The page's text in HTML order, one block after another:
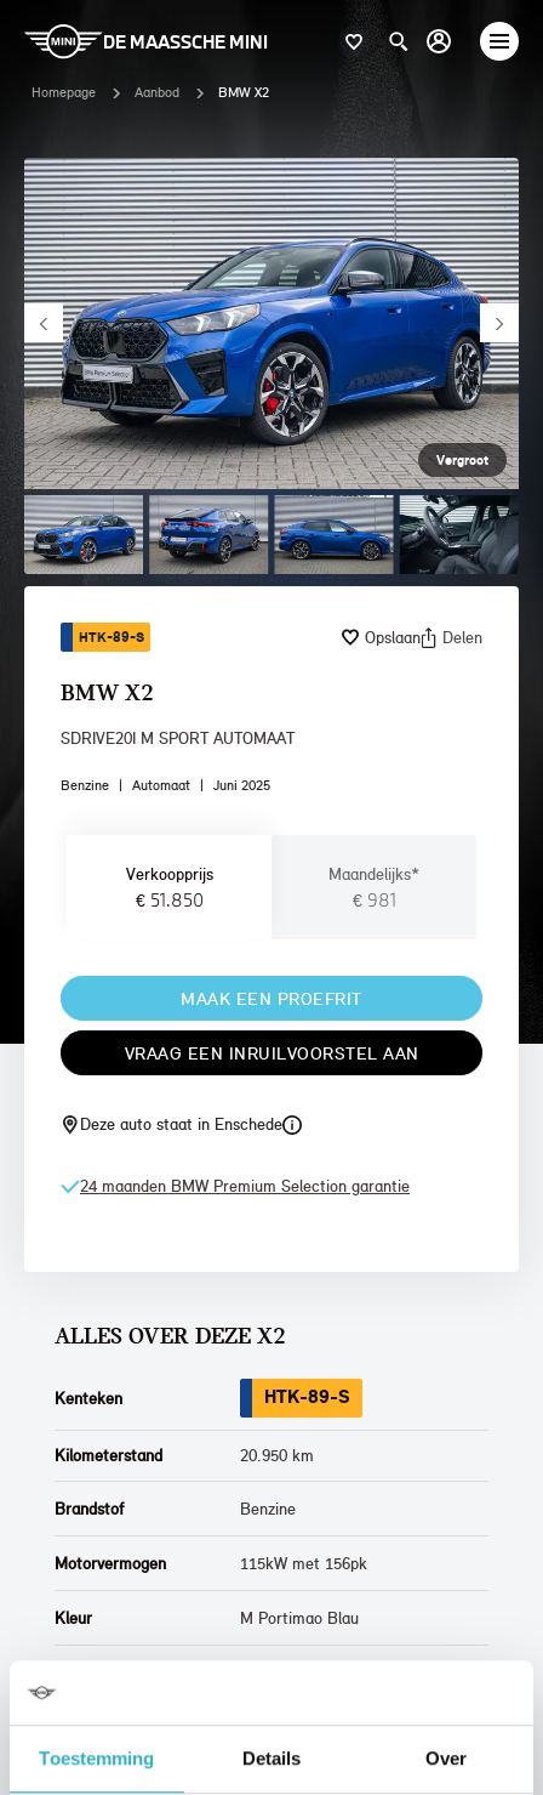
Toestemming Details Over
DE MAASSCHE MINI
Homepage Aanbod BMW X2
Vergroot
HTK-89-S Opslaan Delen
BMW X2
SDRIVE20I M SPORT AUTOMAAT
Benzine | Automaat | Juni 2025
Verkoopprijs
€ 51.850
Maandelijks*
€ 981
MAAK EEN PROEFRIT
VRAAG EEN INRUILVOORSTEL AAN
Deze auto staat in Enschede
24 maanden BMW Premium Selection garantie
ALLES OVER DEZE X2
Kenteken HTK-89-S
Kilometerstand 20.950 km
Brandstof Benzine
Motorvermogen 115kW met 156pk
Kleur M Portimao Blau
Btw/Marge BTW